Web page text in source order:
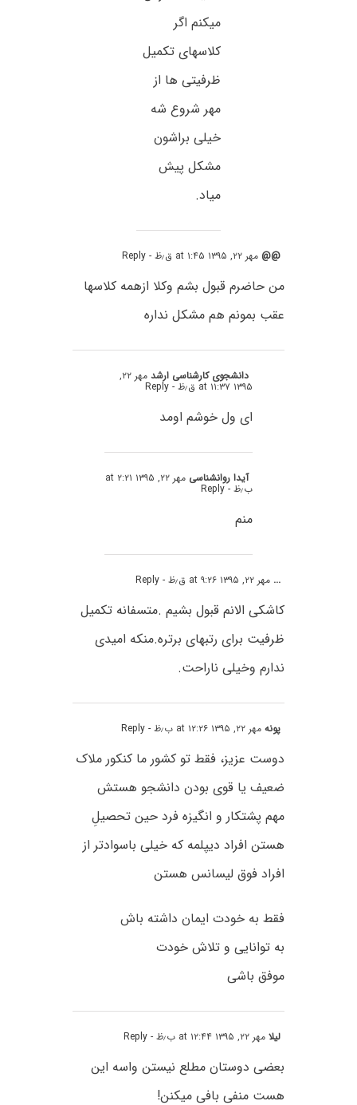
میکنم اگر
کلاسهای تکمیل
ظرفیتی ها از
مهر شروع شه
خیلی براشون
مشکل پیش
میاد.
@@ مهر ۲۲, ۱۳۹۵ at ۱:۴۵ ق٫ظ - Reply
من حاضرم قبول بشم وکلا ازهمه کلاسها
عقب بمونم هم مشکل نداره
دانشجوی کارشناسی ارشد مهر ۲۲,
۱۳۹۵ at ۱۱:۳۷ ق٫ظ - Reply
ای ول خوشم اومد
آیدا روانشناسی مهر ۲۲, ۱۳۹۵ at ۲:۲۱
ب٫ظ - Reply
منم
... مهر ۲۲, ۱۳۹۵ at ۹:۲۶ ق٫ظ - Reply
کاشکی الانم قبول بشیم .متسفانه تکمیل
ظرفیت برای رتبهای برتره.منکه امیدی
ندارم وخیلی ناراحت.
پونهمهر ۲۲, ۱۳۹۵ at ۱۲:۲۶ ب٫ظ - Reply
دوست عزیز، فقط تو کشور ما کنکور ملاک
ضعیف یا قوی بودن دانشجو هستش
مهم پشتکار و انگیزه فرد حین تحصیلِ
هستن افراد دیپلمه که خیلی باسوادتر از
افراد فوق لیسانس هستن
فقط به خودت ایمان داشته باش
به توانایی و تلاش خودت
موفق باشی
لیلامهر ۲۲, ۱۳۹۵ at ۱۲:۴۴ ب٫ظ - Reply
بعضی دوستان مطلع نیستن واسه این
هست منفی بافی میکنن!